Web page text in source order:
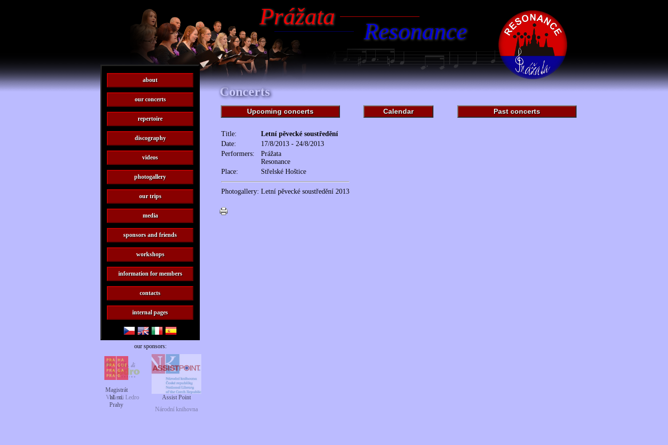
Concerts
Upcoming concerts Calendar Past concerts
Title:
Letní pěvecké soustředění
Date:
17/8/2013 - 24/8/2013
Performers:
Prážata
Resonance
Place:
Střelské Hoštice
Photogallery: Letní pěvecké soustředění 2013
Prážata
Resonance
about
our concerts
repertoire
discography
videos
photogallery
our trips
media
sponsors and friends
workshops
information for members
contacts
internal pages
our sponsors:
Magistrát
hl. m.
Prahy
Valle di Ledro
Assist Point
Národní knihovna